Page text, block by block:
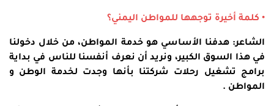
• كلمة أخيرة توجهها للمواطن اليمني؟
الشاعر: هدفنا الأساسي هو خدمة المواطن، من خلال دخولنا
في هذا السوق الكبير، ونريد أن نعرف أنفسنا للناس في بداية
برامج تشغيل رحلات شركتنا بأنها وجدت لخدمة الوطن و
المواطن .